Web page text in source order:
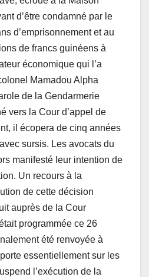
d’être condamné par le
d’emprisonnement et au
de francs guinéens à
économique qui l’a
Mamadou Alpha
de la Gendarmerie
vers la Cour d’appel de
il écopera de cinq années
sursis. Les avocats du
manifesté leur intention de
Un recours à la
de cette décision
auprès de la Cour
programmée ce 26
été renvoyée à
essentiellement sur les
l’exécution de la